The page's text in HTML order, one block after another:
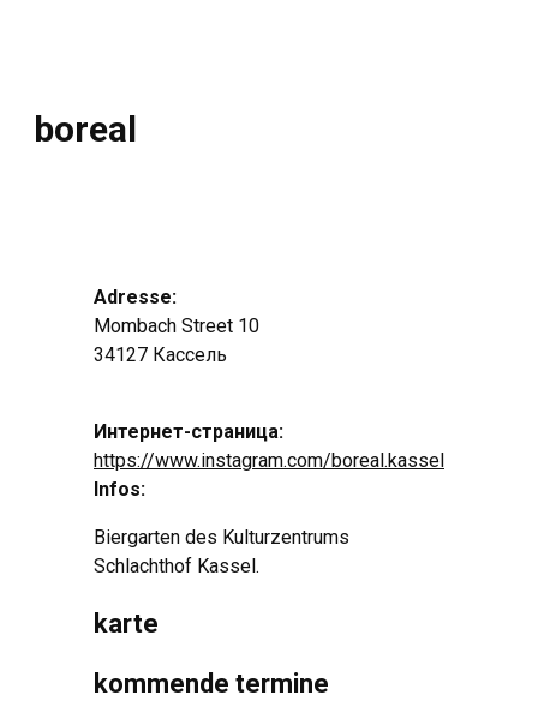
boreal
Adresse:
Mombach Street 10
34127 Кассель
Интернет-страница:
https://www.instagram.com/boreal.kassel
Infos:
Biergarten des Kulturzentrums
Schlachthof Kassel.
karte
kommende termine